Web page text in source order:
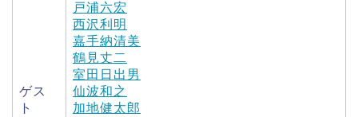
ゲス
ト
戸浦六宏
西沢利明
嘉手納清美
鶴見丈二
室田日出男
仙波和之
加地健太郎